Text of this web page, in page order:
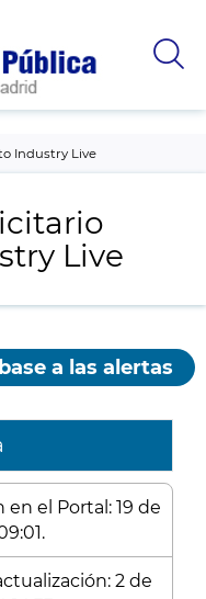
Industry Live
Live
a las alertas
el Portal: 19 de
2 de